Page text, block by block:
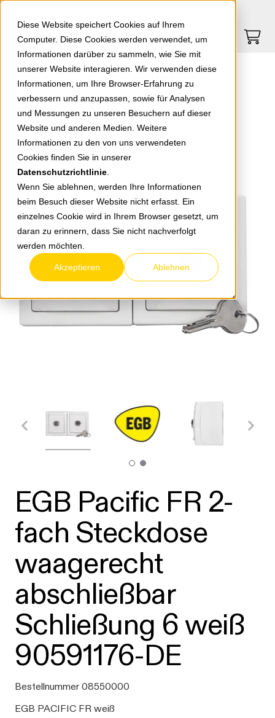
Diese Website speichert Cookies auf Ihrem
Computer. Diese Cookies werden verwendet, um
Informationen darüber zu sammeln, wie Sie mit
unserer Website interagieren. Wir verwenden diese
Informationen, um Ihre Browser-Erfahrung zu
verbessern und anzupassen, sowie für Analysen
und Messungen zu unseren Besuchern auf dieser
Website und anderen Medien. Weitere
Informationen zu den von uns verwendeten
Cookies finden Sie in unserer
Datenschutzrichtlinie
Wenn Sie ablehnen, werden Ihre Informationen
beim Besuch dieser Website nicht erfasst. Ein
einzelnes Cookie wird in Ihrem Browser gesetzt, um
daran zu erinnern, dass Sie nicht nachverfolgt
werden möchten.
Akzeptieren Ablehnen
Springe zu Hauptinhalt Springe zum Footer
0
zurück zur Übersicht
EGB Pacific FR 2-
fach Steckdose
waagerecht
abschließbar
Schließung 6 weiß
90591176-DE
Bestellnummer 08550000
EGB PACIFIC FR weiß